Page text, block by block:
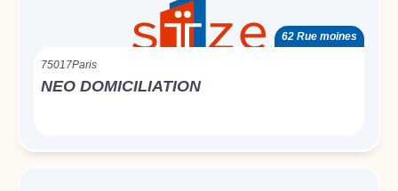
62 Rue moines
75017Paris
NEO DOMICILIATION